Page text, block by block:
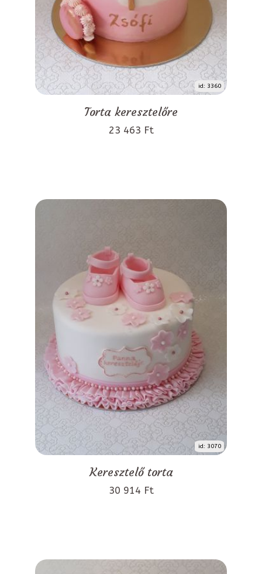
id: 3360
Torta keresztelőre
23 463 Ft
id: 3070
Keresztelő torta
30 914 Ft